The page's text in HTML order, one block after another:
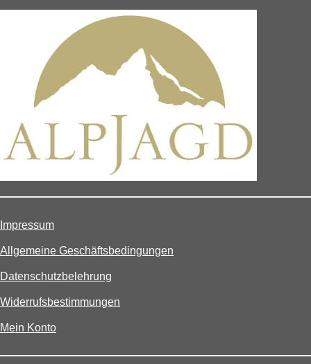
Impressum
Allgemeine Geschäftsbedingungen
Datenschutzbelehrung
Widerrufsbestimmungen
Mein Konto